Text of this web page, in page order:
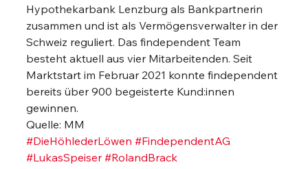
Hypothekarbank Lenzburg als Bankpartnerin
zusammen und ist als Vermögensverwalter in der
Schweiz reguliert. Das findependent Team
besteht aktuell aus vier Mitarbeitenden. Seit
Marktstart im Februar 2021 konnte findependent
bereits über 900 begeisterte Kund:innen
gewinnen.
Quelle: MM
#DieHöhlederLöwen #FindependentAG
#LukasSpeiser #RolandBrack